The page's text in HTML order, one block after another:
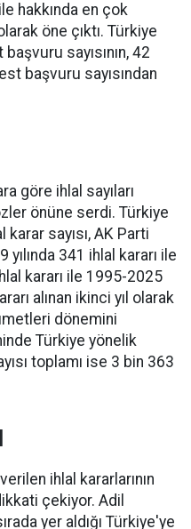
hakkında en çok
öne çıktı. Türkiye
sayısının, 42
başvuru sayısından
göre ihlal sayıları
önüne serdi. Türkiye
karar sayısı, AK Parti
341 ihlal kararı ile
kararı ile 1995-2025
alınan ikinci yıl olarak
dönemini
Türkiye yönelik
toplamı ise 3 bin 363
ihlal kararlarının
çekiyor. Adil
yer aldığı Türkiye'ye